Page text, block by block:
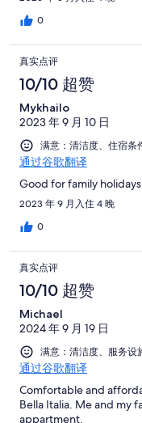
0
真实点评
10/10 超赞
Mykhailo
2023 年 9 月 10 日
满意：清洁度、住宿条
通过谷歌翻译
Good for family
2023 年 9 月入住 4 晚
0
真实点评
10/10 超赞
Michael
2024 年 9 月 19 日
满意：清洁度、服务设
通过谷歌翻译
Comfortable and
Bella Italia. Me and my
appartment.